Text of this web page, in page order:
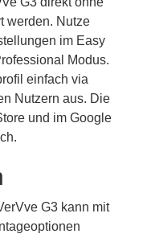
werden. Nutze
im Easy
Modus.
einfach via
Nutzern aus. Die
und im Google
G3 kann mit